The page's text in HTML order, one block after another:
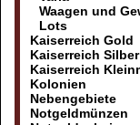
Waagen und
Lots
Kaiserreich Gold
Kaiserreich Silber
Kaiserreich
Kolonien
Nebengebiete
Notgeldmünzen